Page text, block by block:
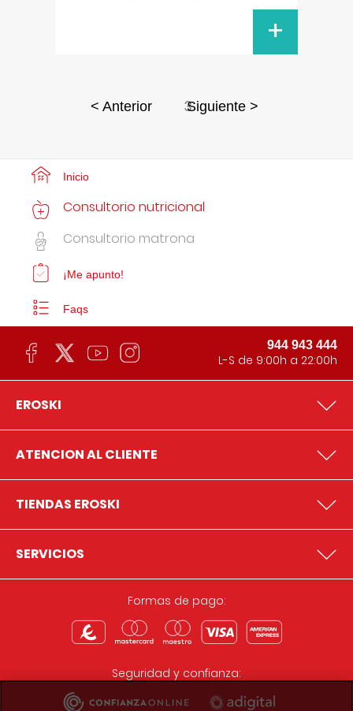
+
< Anterior 3Siguiente >
Inicio
Consultorio nutricional
Consultorio matrona
¡Me apunto!
Faqs
944 943 444
L-S de 9:00h a 22:00h
EROSKI
ATENCION AL CLIENTE
TIENDAS EROSKI
SERVICIOS
Formas de pago:
Seguridad y confianza: